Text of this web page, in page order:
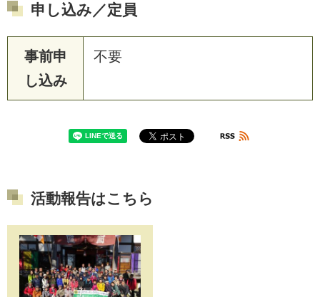
申し込み／定員
事前申
し込み
不要
活動報告はこちら